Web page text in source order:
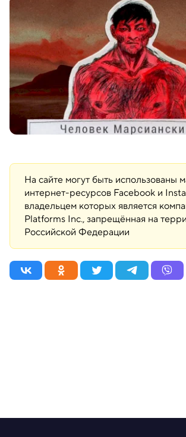
На сайте могут быть использованы
интернет-ресурсов Facebook и
владельцем которых является
Platforms Inc., запрещённая на
Российской Федерации